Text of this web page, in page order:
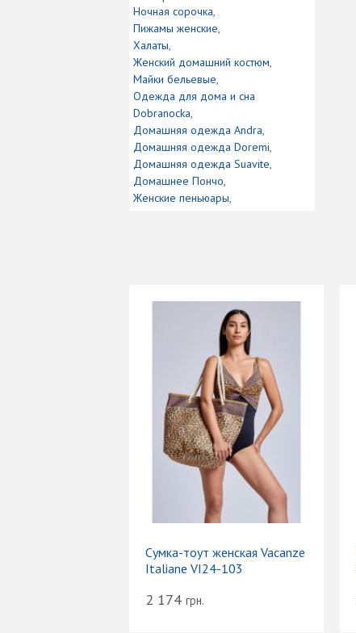
Ночная сорочка
Пижамы женские
Халаты
Женский домашний костюм
Майки бельевые
Одежда для дома и сна
Dobranocka
Домашняя одежда Andra
Домашняя одежда Doremi
Домашняя одежда Suavite
Домашнее Пончо
Женские пеньюары
Сумка-тоут женская Vacanze
Italiane VI24-103
2 174 грн.